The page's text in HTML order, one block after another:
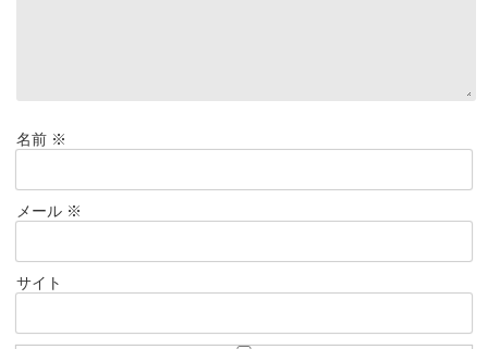
名前 ※
メール ※
サイト